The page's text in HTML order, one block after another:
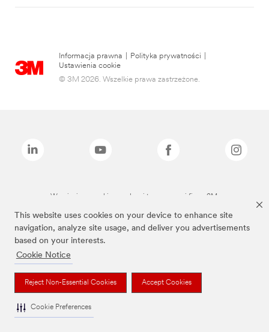
This website uses cookies on your device to enhance site
navigation, analyze site usage, and deliver you advertisements
based on your interests.
Cookie Notice
Reject Non-Essential Cookies Accept Cookies
Cookie Preferences
Informacja prawna Polityka prywatności
Ustawienia cookie
© 3M 2026. Wszelkie prawa zastrzeżone.
Wymienione marki są znakami towarowymi firmy 3M.